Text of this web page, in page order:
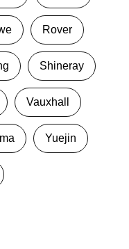
Rover
Shineray
Vauxhall
Yuejin